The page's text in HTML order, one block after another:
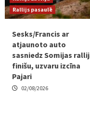
Rallijs pasaulē
Sesks/Francis ar
atjaunoto auto
sasniedz Somijas
finišu, uzvaru izcīna
Pajari
02/08/2026